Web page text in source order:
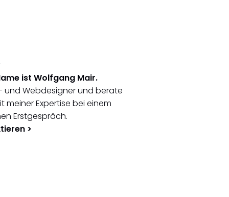
ist Wolfgang Mair.
und Webdesigner und berate
meiner Expertise bei einem
Erstgespräch.
>